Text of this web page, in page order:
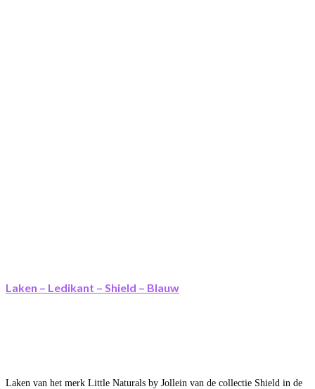
Laken – Ledikant – Shield – Blauw
Laken van het merk Little Naturals by Jollein van de collectie Shield in de